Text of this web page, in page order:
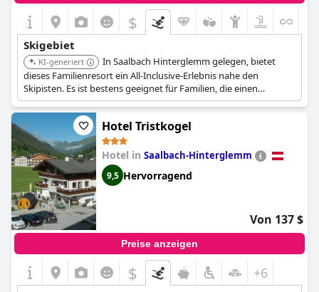
$
Skigebiet
KI-generiert
In Saalbach Hinterglemm gelegen, bietet
dieses Familienresort ein All-Inclusive-Erlebnis nahe den
Skipisten. Es ist bestens geeignet für Familien, die einen
unkomplizierten Skiurlaub wünschen.
Hotel Tristkogel
Hotel in Saalbach-Hinterglemm
9,5 Hervorragend
Von 137 $
Preise anzeigen
$ +6